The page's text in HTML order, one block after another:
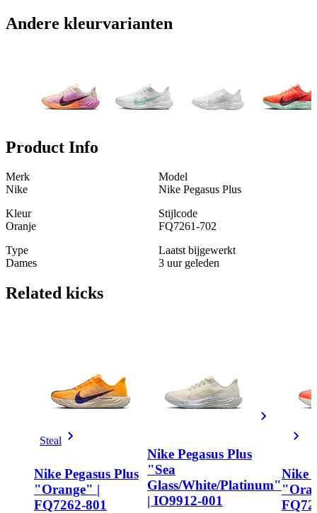
Andere kleurvarianten
Product Info
Merk
Nike
Model
Nike Pegasus Plus
Kleur
Oranje
Stijlcode
FQ7261-702
Type
Dames
Laatst bijgewerkt
3 uur geleden
Related kicks
Steal
Nike Pegasus Plus
"Orange" |
FQ7262-801
Nike Pegasus Plus
"Sea
Glass/White/Platinum"
| IO9912-001
Nike